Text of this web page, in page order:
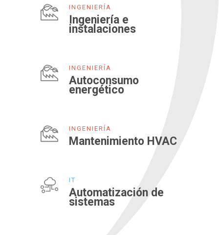
INGENIERÍA
Ingeniería e
instalaciones
INGENIERÍA
Autoconsumo
energético
INGENIERÍA
Mantenimiento HVAC
IT
Automatización de
sistemas